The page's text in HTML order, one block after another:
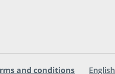
and conditions English